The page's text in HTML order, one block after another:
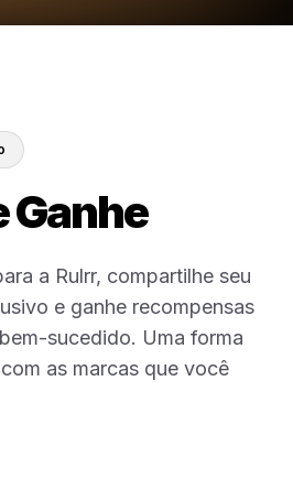
gasta demais
o marketing. A Rulrr
simples para que mais
em anúncios de
Ganhe
a Rulrr, compartilhe seu
e ganhe recompensas
sucedido. Uma forma
as marcas que você